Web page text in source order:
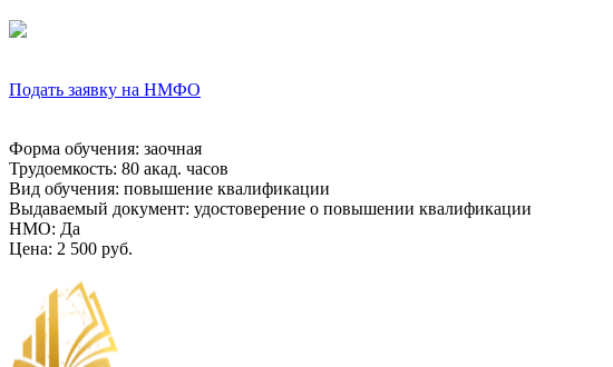
Подать заявку на НМФО
Форма обучения: заочная
Трудоемкость: 80 акад. часов
Вид обучения: повышение квалификации
Выдаваемый документ: удостоверение о повышении квалификации
НМО: Да
Цена: 2 500 руб.